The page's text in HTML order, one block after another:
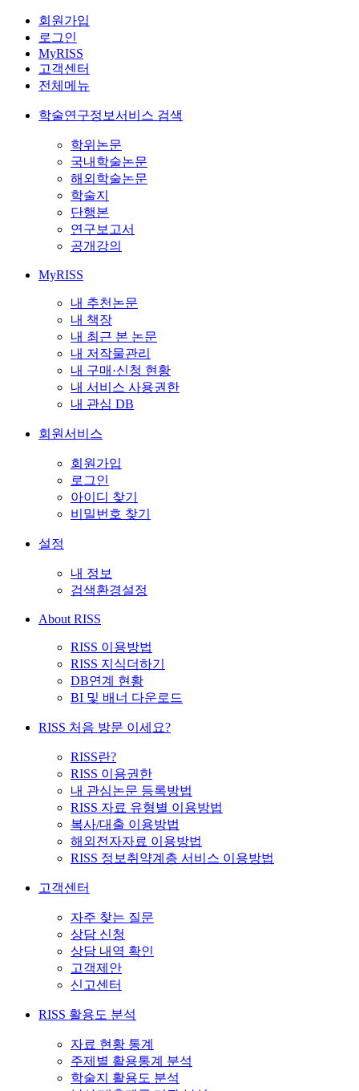
회원가입
로그인
MyRISS
고객센터
전체메뉴
학술연구정보서비스 검색
학위논문
국내학술논문
해외학술논문
학술지
단행본
연구보고서
공개강의
MyRISS
내 추천논문
내 책장
내 최근 본 논문
내 저작물관리
내 구매·신청 현황
내 서비스 사용권한
내 관심 DB
회원서비스
회원가입
로그인
아이디 찾기
비밀번호 찾기
설정
내 정보
검색환경설정
About RISS
RISS 이용방법
RISS 지식더하기
DB연계 현황
BI 및 배너 다운로드
RISS 처음 방문 이세요?
RISS란?
RISS 이용권한
내 관심논문 등록방법
RISS 자료 유형별 이용방법
복사/대출 이용방법
해외전자자료 이용방법
RISS 정보취약계층 서비스 이용방법
고객센터
자주 찾는 질문
상담 신청
상담 내역 확인
고객제안
신고센터
RISS 활용도 분석
자료 현황 통계
주제별 활용통계 분석
학술지 활용도 분석